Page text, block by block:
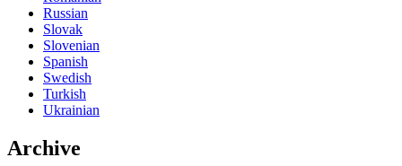
Russian
Slovak
Slovenian
Spanish
Swedish
Turkish
Ukrainian
Archive